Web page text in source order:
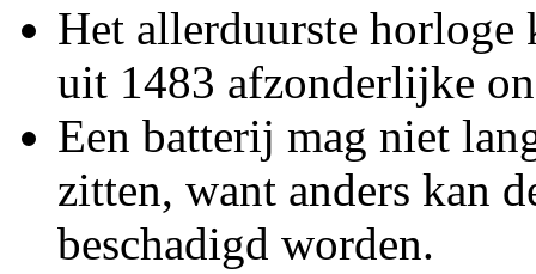
Het allerduurste horloge
uit 1483 afzonderlijke
Een batterij mag niet
zitten, want anders kan
beschadigd worden.